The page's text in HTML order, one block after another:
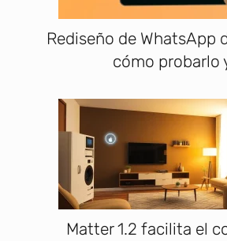
Rediseño de WhatsApp
cómo probarlo
Matter 1.2 facilita el